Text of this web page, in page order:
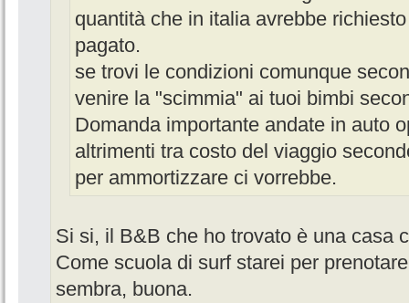
quantità che in italia avrebbe
pagato.
se trovi le condizioni comunque
venire la "scimmia" ai tuoi bimbi
Domanda importante andate in auto
altrimenti tra costo del viaggio
per ammortizzare ci vorrebbe.
Si si, il B&B che ho trovato è una casa
Come scuola di surf starei per
sembra, buona.